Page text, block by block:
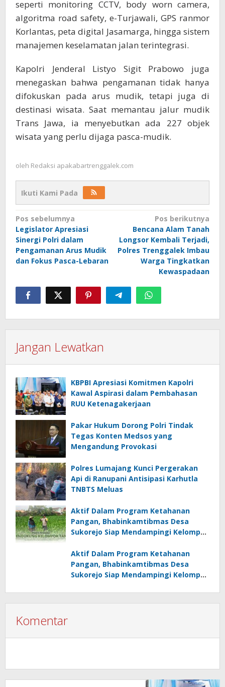
seperti monitoring CCTV, body worn camera,
algoritma road safety, e-Turjawali, GPS ranmor
Korlantas, peta digital Jasamarga, hingga sistem
manajemen keselamatan jalan terintegrasi.
Kapolri Jenderal Listyo Sigit Prabowo juga
menegaskan bahwa pengamanan tidak hanya
difokuskan pada arus mudik, tetapi juga di
destinasi wisata. Saat memantau jalur mudik
Trans Jawa, ia menyebutkan ada 227 objek
wisata yang perlu dijaga pasca-mudik.
oleh Redaksi apakabartrenggalek.com
Ikuti Kami Pada
Navigasi
pos
Pos sebelumnya
Legislator Apresiasi
Sinergi Polri dalam
Pengamanan Arus Mudik
dan Fokus Pasca-Lebaran
Pos berikutnya
Bencana Alam Tanah
Longsor Kembali Terjadi,
Polres Trenggalek Imbau
Warga Tingkatkan
Kewaspadaan
Jangan Lewatkan
KBPBI Apresiasi Komitmen Kapolri
Kawal Aspirasi dalam Pembahasan
RUU Ketenagakerjaan
Pakar Hukum Dorong Polri Tindak
Tegas Konten Medsos yang
Mengandung Provokasi
Polres Lumajang Kunci Pergerakan
Api di Ranupani Antisipasi Karhutla
TNBTS Meluas
Aktif Dalam Program Ketahanan
Pangan, Bhabinkamtibmas Desa
Sukorejo Siap Mendampingi Kelompok
Aktif Dalam Program Ketahanan
Pangan, Bhabinkamtibmas Desa
Sukorejo Siap Mendampingi Kelompok
Komentar